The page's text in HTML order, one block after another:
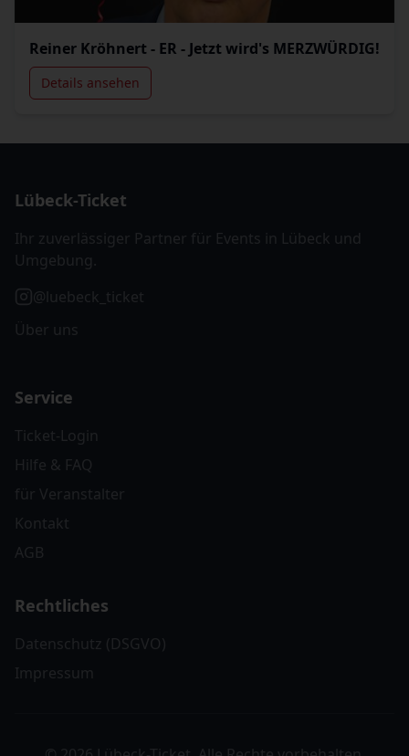
Reiner Kröhnert - ER - Jetzt wird's MERZWÜRDIG!
Details ansehen
Lübeck-Ticket
Ihr zuverlässiger Partner für Events in Lübeck und
Umgebung.
@luebeck_ticket
Über uns
Service
Ticket-Login
Hilfe & FAQ
für Veranstalter
Kontakt
AGB
Rechtliches
Datenschutz (DSGVO)
Impressum